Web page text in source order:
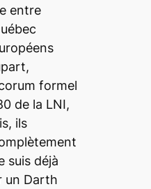
entre
formel
de la LNI,
ils
suis déjà
un Darth